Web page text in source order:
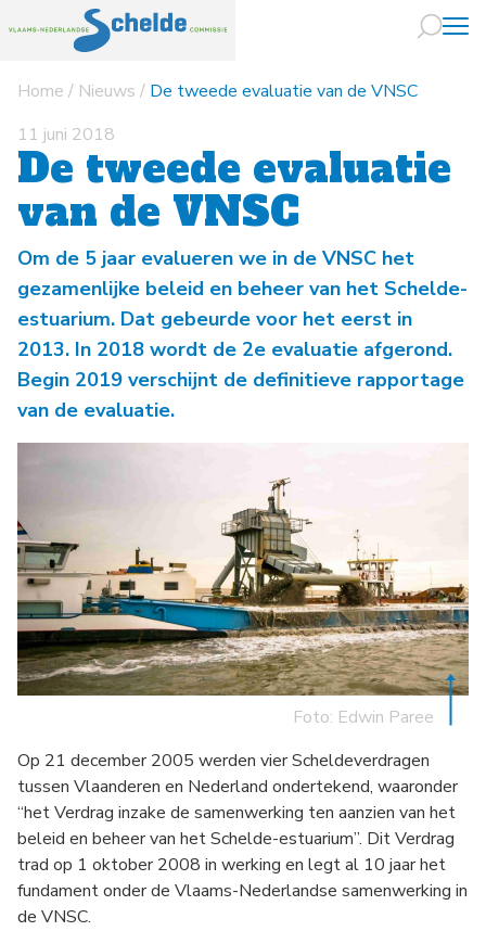
Naar
Home / Nieuws / De tweede evaluatie van de VNSC
11 juni 2018
De tweede evaluatie
van de VNSC
Om de 5 jaar evalueren we in de VNSC het
gezamenlijke beleid en beheer van het Schelde-
estuarium. Dat gebeurde voor het eerst in
2013. In 2018 wordt de 2e evaluatie afgerond.
Begin 2019 verschijnt de definitieve rapportage
van de evaluatie.
Foto: Edwin Paree
Op 21 december 2005 werden vier Scheldeverdragen
tussen Vlaanderen en Nederland ondertekend, waaronder
“het Verdrag inzake de samenwerking ten aanzien van het
beleid en beheer van het Schelde-estuarium”. Dit Verdrag
trad op 1 oktober 2008 in werking en legt al 10 jaar het
fundament onder de Vlaams-Nederlandse samenwerking in
de VNSC.